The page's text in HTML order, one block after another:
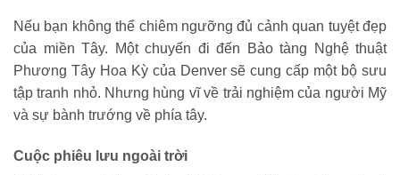
Nếu bạn không thể chiêm ngưỡng đủ cảnh quan tuyệt đẹp
của miền Tây. Một chuyến đi đến Bảo tàng Nghệ thuật
Phương Tây Hoa Kỳ của Denver sẽ cung cấp một bộ sưu
tập tranh nhỏ. Nhưng hùng vĩ về trải nghiệm của người Mỹ
và sự bành trướng về phía tây.
Cuộc phiêu lưu ngoài trời